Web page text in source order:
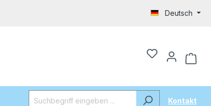
Deutsch
Kontakt